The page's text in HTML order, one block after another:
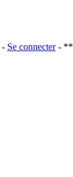
- Se connecter- **